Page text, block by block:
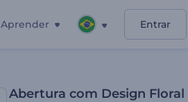
Aprender Entrar
Abertura com Design Floral